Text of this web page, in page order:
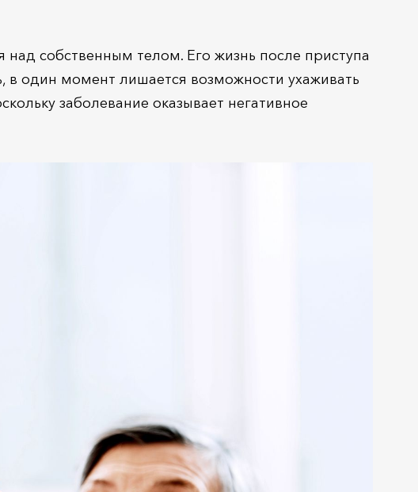
над собственным телом. Его жизнь после приступа
в один момент лишается возможности ухаживать
заболевание оказывает негативное